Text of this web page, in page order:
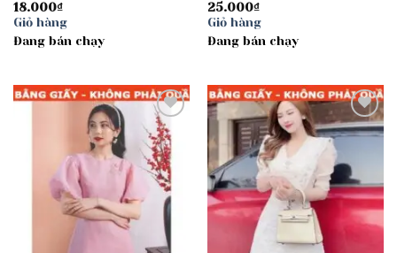
18.000₫
Giỏ hàng
Đang bán chạy
25.000₫
Giỏ hàng
Đang bán chạy
Add to
wishlist
Add to
wishlist